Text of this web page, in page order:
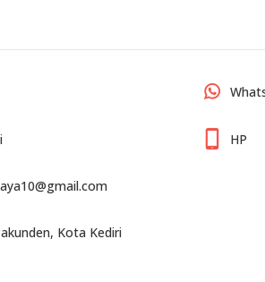
HP
Kota Kediri